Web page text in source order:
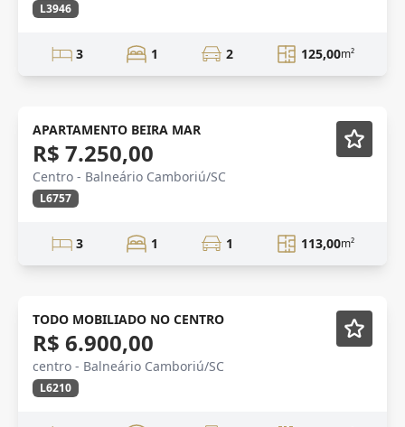
L3946
3 1 2 125,00m²
LOCAÇÃO Mobiliado
APARTAMENTO BEIRA MAR
R$ 7.250,00
Centro - Balneário Camboriú/SC
L6757
3 1 1 113,00m²
ANUAL Mobiliado
TODO MOBILIADO NO CENTRO
R$ 6.900,00
centro - Balneário Camboriú/SC
L6210